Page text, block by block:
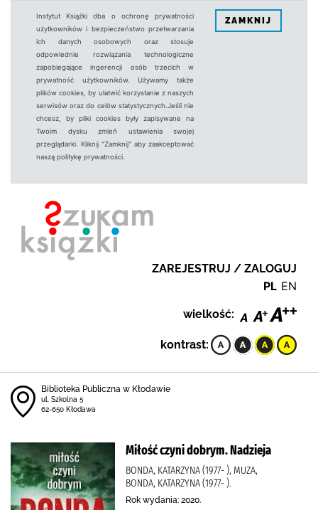
Instytut Książki dba o ochronę prywatności
użytkowników i bezpieczeństwo przetwarzania
ich danych osobowych oraz stosuje
odpowiednie rozwiązania technologiczne
zapobiegające ingerencji osób trzecich w
prywatność użytkowników. Używamy także
plików cookies, by ułatwić korzystanie z naszych
serwisów oraz do celów statystycznych.Jeśli nie
chcesz, by pliki cookies były zapisywane na
Twoim dysku zmień ustawienia swojej
przeglądarki. Kliknij "Zamknij" aby zaakceptować
naszą politykę prywatności.
ZAMKNIJ
ZAREJESTRUJ / ZALOGUJ
PL EN
wielkość:
kontrast:
Biblioteka Publiczna w Kłodawie
ul. Szkolna 5
62-650 Kłodawa
Miłość czyni dobrym. Nadzieja
BONDA, KATARZYNA (1977- ), MUZA,
BONDA, KATARZYNA (1977- ).
Rok wydania: 2020.